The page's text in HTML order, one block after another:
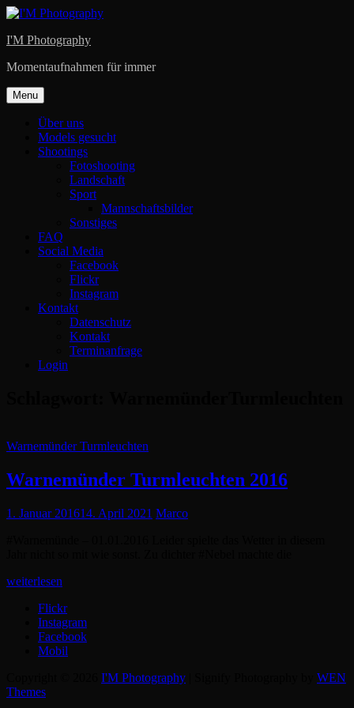
Skip
content
I'M Photography
Momentaufnahmen für immer
Menu
Über uns
Models gesucht
Shootings
Fotoshooting
Landschaft
Sport
Mannschaftsbilder
Sonstiges
FAQ
Social Media
Facebook
Flickr
Instagram
Kontakt
Datenschutz
Kontakt
Terminanfrage
Login
Cat
Warnemünder Turmleuchten
Warnemünder Turmleuchten 2016
Posted
1. Januar 201614. April 2021 Marco
weiterlesen
2016
Flickr
Instagram
Facebook
Mobil
I'M Photography
WEN
Themes